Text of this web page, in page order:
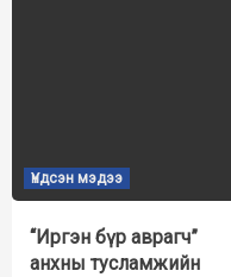
Үндсэн мэдээ
“Иргэн бүр аврагч”
анхны тусламжийн